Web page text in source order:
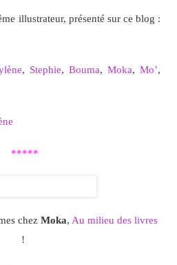
illustrateur, présenté sur ce blog :
, Stephie, Bouma, Moka,Mo’,
*****
chez Moka, Au milieu des livres
!